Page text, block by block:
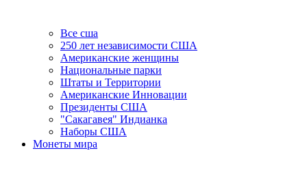
Все сша
250 лет независимости США
Американские женщины
Национальные парки
Штаты и Территории
Американские Инновации
Президенты США
"Сакагавея" Индианка
Наборы США
Монеты мира